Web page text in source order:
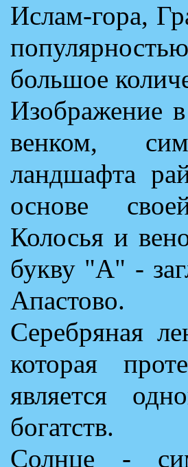
Ислам-гора,
большое
Изображение
венком,
ландшафта
основе
Колосья и
букву "А" -
Апастово.
Серебряная
которая
является
богатств.
Солнце -